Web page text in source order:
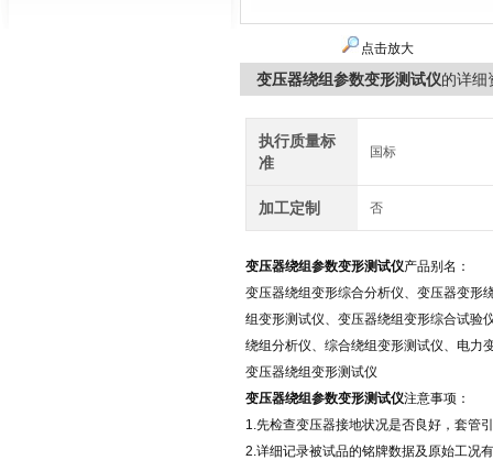
点击放大
变压器绕组参数变形测试仪的详细
执行质量标
准
国标
加工定制 否
变压器绕组参数变形测试仪产品别名：
变压器绕组变形综合分析仪、变压器变形
组变形测试仪、变压器绕组变形综合试验
绕组分析仪、综合绕组变形测试仪、电力
变压器绕组变形测试仪
变压器绕组参数变形测试仪注意事项：
1.先检查变压器接地状况是否良好，套管
2.详细记录被试品的铭牌数据及原始工况